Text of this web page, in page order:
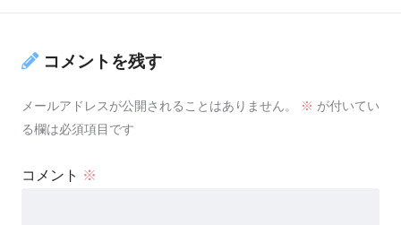
コメントを残す
メールアドレスが公開されることはありません。 ※ が付いてい
る欄は必須項目です
コメント ※